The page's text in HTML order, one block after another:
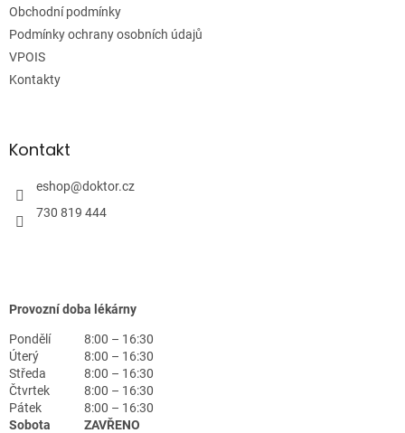
Obchodní podmínky
Podmínky ochrany osobních údajů
VPOIS
Kontakty
Kontakt
eshop@doktor.cz
730 819 444
Provozní doba lékárny
Pondělí
8:00 – 16:30
Úterý
8:00 – 16:30
Středa
8:00 – 16:30
Čtvrtek
8:00 – 16:30
Pátek
8:00 – 16:30
Sobota
ZAVŘENO